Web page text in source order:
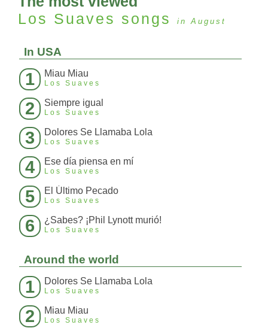
Los Suaves songs in August
In USA
1 Miau Miau
Los Suaves
2 Siempre igual
Los Suaves
3 Dolores Se Llamaba Lola
Los Suaves
4 Ese día piensa en mí
Los Suaves
5 El Último Pecado
Los Suaves
6 ¿Sabes? ¡Phil Lynott murió!
Los Suaves
Around the world
1 Dolores Se Llamaba Lola
Los Suaves
2 Miau Miau
Los Suaves